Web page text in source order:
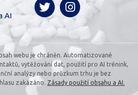
AI
webu je chráněn. Automatizované
vytěžování dat, použití pro AI trénink,
analýzy nebo průzkum trhu je bez
zakázáno. Zásady použití obsahu a AI.